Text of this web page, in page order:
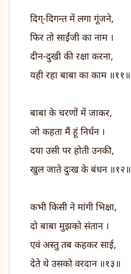
दिग्-दिगन्त में लगा गूंजने,
फिर तो साईंजी का नाम ।
दीन-दुखी की रक्षा करना,
यही रहा बाबा का काम ॥११॥
बाबा के चरणों में जाकर,
जो कहता मैं हूं निर्धन ।
दया उसी पर होती उनकी,
खुल जाते दुःख के बंधन ॥१२॥
कभी किसी ने मांगी भिक्षा,
दो बाबा मुझको संतान ।
एवं अस्तु तब कहकर साई,
देते थे उसको वरदान ॥१३॥